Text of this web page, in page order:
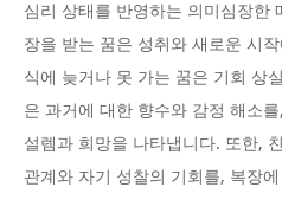
심리 상태를 반영하는 의미심장한
장을 받는 꿈은 성취와 새로운 시
식에 늦거나 못 가는 꿈은 기회 상
은 과거에 대한 향수와 감정 해소
설렘과 희망을 나타냅니다. 또한,
관계와 자기 성찰의 기회를, 복장